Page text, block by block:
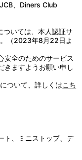
、Diners Club
ついては、本人認証サ
（2023年8月22日よ
全のためのサービス
きますようお願い申し
ついて、詳しくはこち
ト、ミニストップ、デ